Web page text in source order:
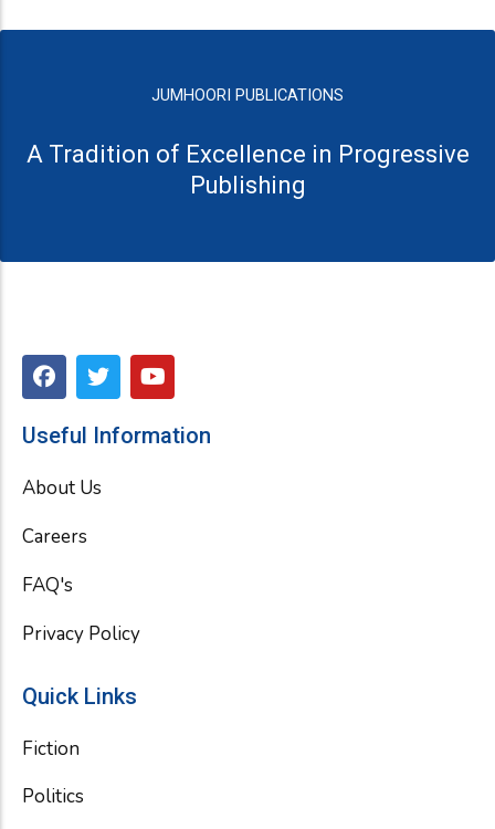
JUMHOORI PUBLICATIONS
A Tradition of Excellence in Progressive
Publishing
F
a
e
o
T
w
t
r
Y
o
t
Useful Information
About Us
Careers
FAQ's
Privacy Policy
Quick Links
Fiction
Politics